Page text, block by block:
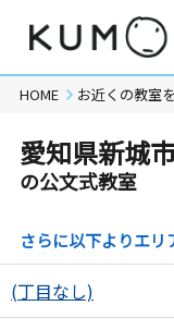
HOME お近くの教室
愛知県新城
の公文式教室
さらに以下よりエリ
(丁目なし)